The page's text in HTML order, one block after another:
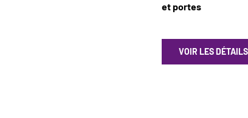
et portes
VOIR LES DÉTAILS